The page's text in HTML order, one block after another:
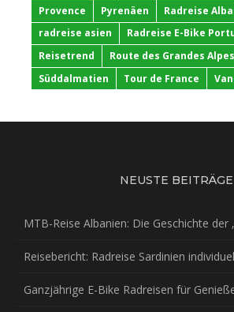
Provence
Pyrenäen
Radreise
radreise asien
Radreise E-Bike
Reisetrend
Route des Grandes Alpes
Süddalmatien
Tour de France
NEUSTE BEITRÄGE
MTB-Reise Albanien: Die Geschichte der
Reisebericht: Radreise Sardinien
Ganzjährige E-Bike Radreisen für